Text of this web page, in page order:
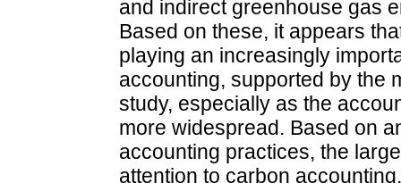
and indirect greenhouse gas
Based on these, it appears
playing an increasingly
accounting, supported by the
study, especially as the
more widespread. Based on
accounting practices, the
attention to carbon